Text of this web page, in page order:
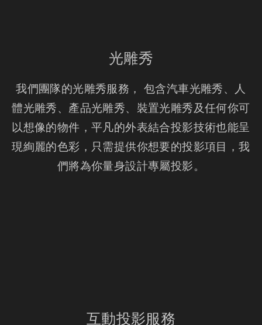
光雕秀
我們團隊的光雕秀服務， 包含汽車光雕秀、人
體光雕秀、產品光雕秀、裝置光雕秀及任何你可
以想像的物件，平凡的外表結合投影技術也能呈
現絢麗的色彩，只需提供你想要的投影項目，我
們將為你量身設計專屬投影。
互動投影服務